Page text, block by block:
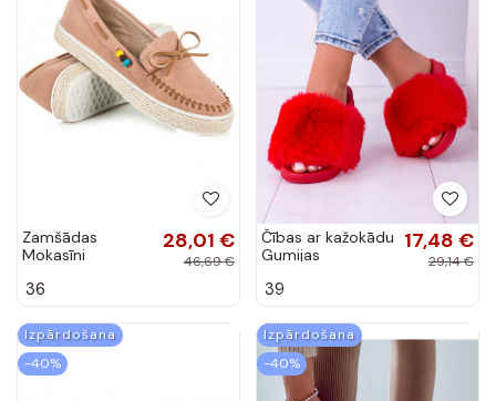
Zamšādas
Mokasīni
28,01 €
46,69 €
36
Čības ar kažokādu
Gumijas
17,48 €
29,14 €
39
Izpārdošana
-40%
Izpārdošana
-40%